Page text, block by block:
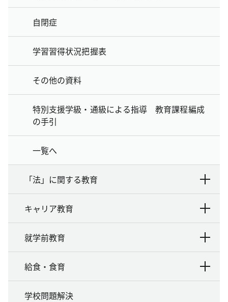
自閉症
学習習得状況把握表
その他の資料
特別支援学級・通級による指導 教育課程編成
の手引
一覧へ
「法」に関する教育
キャリア教育
就学前教育
給食・食育
学校問題解決